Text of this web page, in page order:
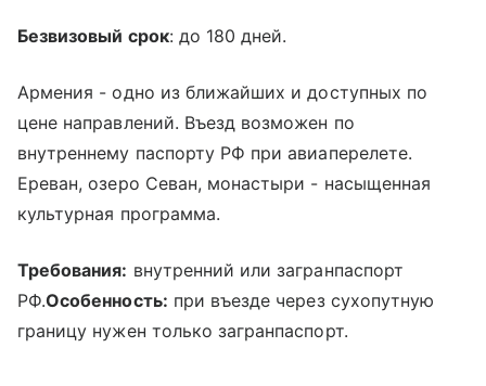
Безвизовый срок: до 180 дней.
Армения - одно из ближайших и доступных по
цене направлений. Въезд возможен по
внутреннему паспорту РФ при авиаперелете.
Ереван, озеро Севан, монастыри - насыщенная
культурная программа.
Требования: внутренний или загранпаспорт
РФ.Особенность: при въезде через сухопутную
границу нужен только загранпаспорт.